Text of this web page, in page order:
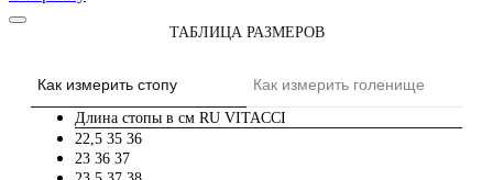
ТАБЛИЦА РАЗМЕРОВ
Как измерить стопу Как измерить голенище
Длина стопы в см RU VITACCI
22,5 35 36
23 36 37